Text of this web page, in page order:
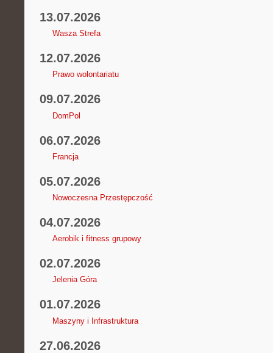
13.07.2026
Wasza Strefa
12.07.2026
Prawo wolontariatu
09.07.2026
DomPol
06.07.2026
Francja
05.07.2026
Nowoczesna Przestępczość
04.07.2026
Aerobik i fitness grupowy
02.07.2026
Jelenia Góra
01.07.2026
Maszyny i Infrastruktura
27.06.2026